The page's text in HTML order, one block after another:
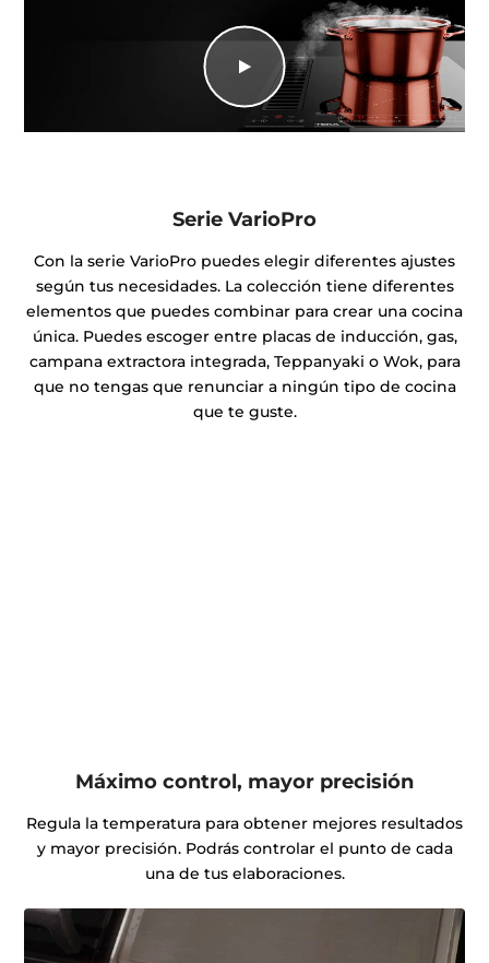
Serie VarioPro
Con la serie VarioPro puedes elegir diferentes ajustes
según tus necesidades. La colección tiene diferentes
elementos que puedes combinar para crear una cocina
única. Puedes escoger entre placas de inducción, gas,
campana extractora integrada, Teppanyaki o Wok, para
que no tengas que renunciar a ningún tipo de cocina
que te guste.
Máximo control, mayor precisión
Regula la temperatura para obtener mejores resultados
y mayor precisión. Podrás controlar el punto de cada
una de tus elaboraciones.